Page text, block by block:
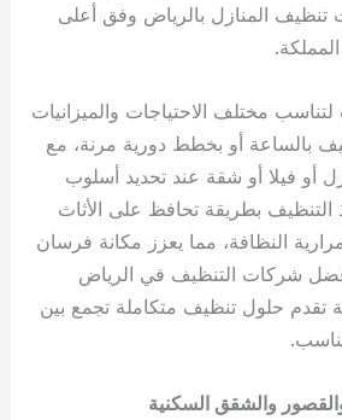
تنظيف المنازل بالرياض وفق أعلى
مختلف الاحتياجات والميزانيات
بالساعة أو بخطط دورية مرنة، مع
أو فيلا أو شقة عند تحديد أسلوب
التنظيف بطريقة تحافظ على الأثاث
النظافة، مما يعزز مكانة فرسان
شركات التنظيف في الرياض
حلول تنظيف متكاملة تجمع بين
والشقق السكنية